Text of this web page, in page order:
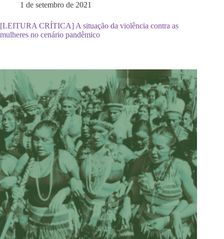
1 de setembro de 2021
[LEITURA CRÍTICA] A situação da violência contra as
mulheres no cenário pandêmico